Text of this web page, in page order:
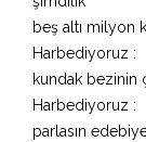
beş altı milyon
Harbediyoruz :
kundak bezinin
Harbediyoruz :
parlasın